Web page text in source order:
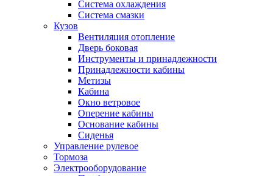
Система охлаждения
Система смазки
Кузов
Вентиляция отопление
Дверь боковая
Инструменты и принадлежности
Принадлежности кабины
Метизы
Кабина
Окно ветровое
Оперение кабины
Основание кабины
Сиденья
Управление рулевое
Тормоза
Электрооборудование